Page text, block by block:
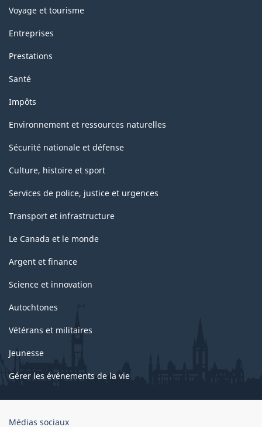
l'énergie
-
Structure
la
classification
Voyage et tourisme
Entreprises
Prestations
Santé
Impôts
Environnement et ressources naturelles
Sécurité nationale et défense
Culture, histoire et sport
Services de police, justice et urgences
Transport et infrastructure
Le Canada et le monde
Argent et finance
Science et innovation
Autochtones
Vétérans et militaires
Jeunesse
Gérer les événements de la vie
Organisation
Médias sociaux